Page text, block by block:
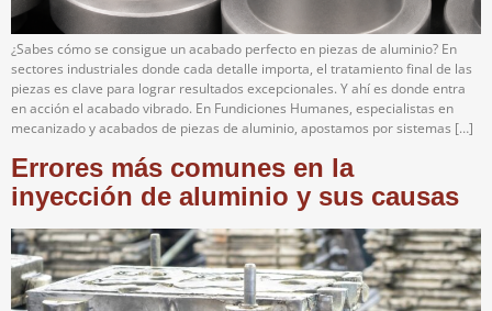
¿Sabes cómo se consigue un acabado perfecto en piezas de aluminio? En
sectores industriales donde cada detalle importa, el tratamiento final de las
piezas es clave para lograr resultados excepcionales. Y ahí es donde entra
en acción el acabado vibrado. En Fundiciones Humanes, especialistas en
mecanizado y acabados de piezas de aluminio, apostamos por sistemas […]
Errores más comunes en la
inyección de aluminio y sus causas